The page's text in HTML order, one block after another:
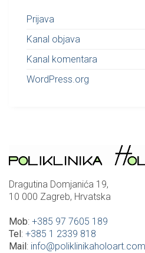
Prijava
Kanal objava
Kanal komentara
WordPress.org
Dragutina Domjanića 19,
10 000 Zagreb, Hrvatska
Mob: +385 97 7605 189
Tel : +385 1 2339 818
Mail : info@poliklinikaholoart.com